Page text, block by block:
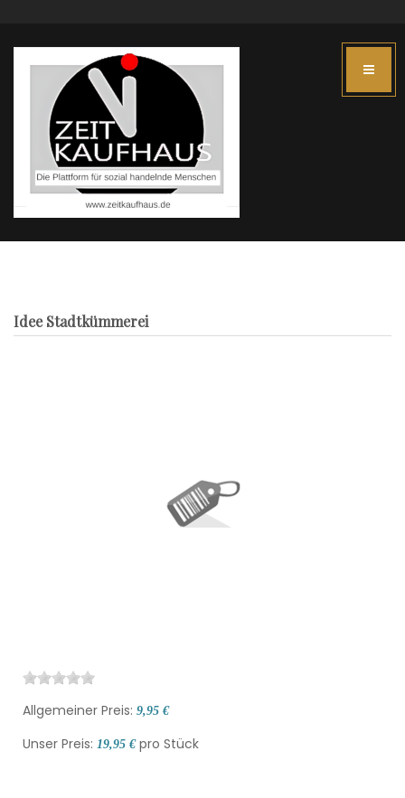
Idee Stadtkümmerei
Allgemeiner Preis: 9,95 €
Unser Preis: 19,95 € pro Stück